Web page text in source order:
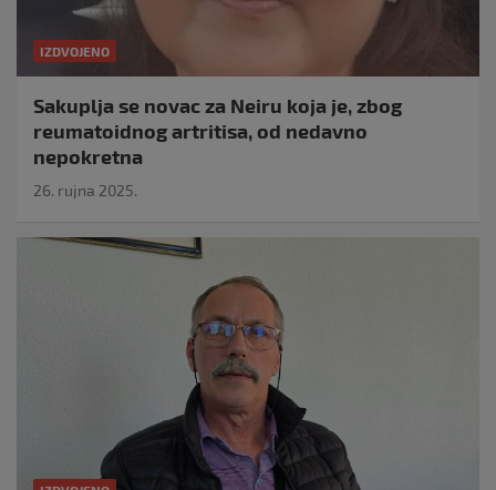
IZDVOJENO
Sakuplja se novac za Neiru koja je, zbog
reumatoidnog artritisa, od nedavno
nepokretna
26. rujna 2025.